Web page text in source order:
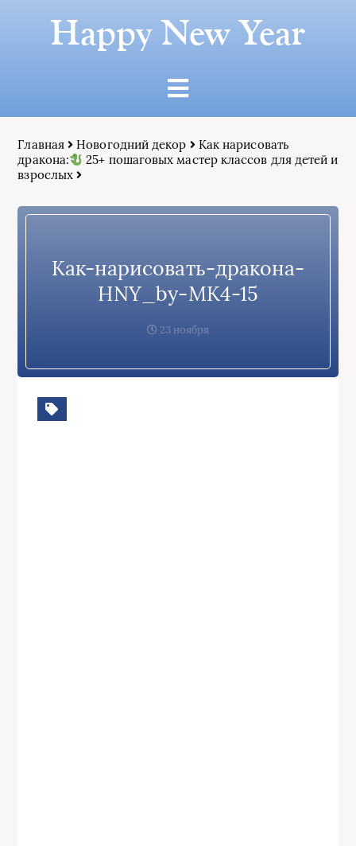
Happy New Year
Главная Новогодний декор
Как нарисовать
дракона:
25+ пошаговых мастер классов для детей и
взрослых
Как-нарисовать-дракона-
HNY_by-МК4-15
23 ноября